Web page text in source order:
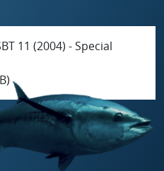
11 (2004) - Special